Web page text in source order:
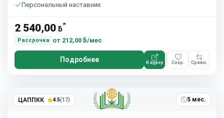
Персональный наставник
2 540,00 ƃ*
Рассрочка от 212,00 ƃ/мес
Подробнее К курсу Сохр. Сравн.
ЦАППКК 4.5(17) 5 мес.